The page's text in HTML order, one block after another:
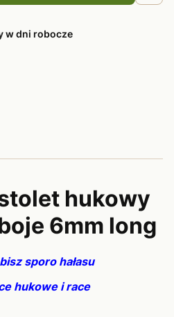
w dni robocze
hukowy
6mm long
sporo hałasu
hukowe i race